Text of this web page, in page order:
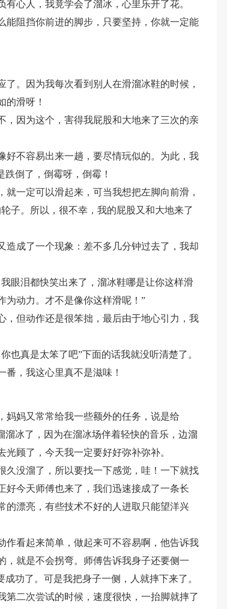
心人，我竟学会了溜冰，心里乐开了花。
能阻挡你前进的脚步，只要坚持，你就一定能
了。因为我每次看到别人在滑溜冰鞋的时候，
的滑呀！
，因为这个，害得我屁股和大地来了三次的亲
好不容易出来一趟，要尽情玩似的。为此，我
倒了，倒霉呀，倒霉！
一定可以滑起来，可当我想把左脚向前滑，
子。所以，很不幸，我的屁股又和大地来了
造成了一个现象：差不多几分钟过去了，我却
眼泪都快笑出来了，溜冰鞋哪是让你这样滑
为动力。才不是像你这样滑呢！”
，但动作还是很笨拙，最后由于地心引力，我
也真是太笨了吧”下面的话我就没听清楚了。
，我这心里真不是滋味！
妈妈又常常给我一些额外的任务，说是给
冰了，因为在溜冰场伴着轻快的音乐，边溜
顾了，今天我一定要好好弥补弥补。
久没溜了，所以要找一下感觉，哇！一下就找
好今天师傅也来了，我们迅速接成了一条长
的漂亮，有些技术不好的人进取只能望洋兴
作看起来简单，做起来可不容易啊，他告诉我
，就是不会拐弯。师傅告诉我身子还要侧一
功了。可是我把身子一侧，人就摔下来了。
二次尝试的时候，速度很快，一抬脚就摔了